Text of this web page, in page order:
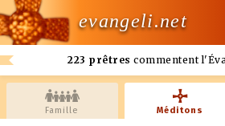
evangeli.net
223 prêtres commentent
Famille Méditons